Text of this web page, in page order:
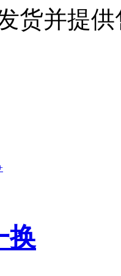
货并提
换